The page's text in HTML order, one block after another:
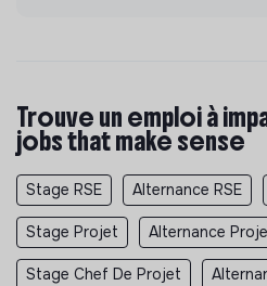
Trouve un emploi à
jobs that make sense
Stage RSE Alternance RSE
Stage Projet Alternance
Stage Chef De Projet